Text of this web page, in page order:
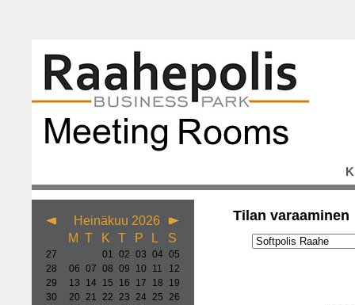
Heinäkuu 2026
M T K T P L S
27 01 02 03 04 05
28
06 07 08 09 10 11
12
29
13 14 15 16 17 18
19
30
20 21 22 23 24 25 26
Tilan varaaminen